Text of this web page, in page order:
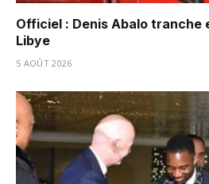
Officiel : Denis Abalo tranche
Libye
5 AOÛT 2026